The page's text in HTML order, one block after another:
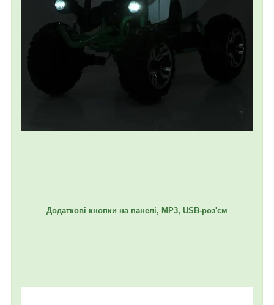
Додаткові кнопки на панелі, MP3, USB-роз'єм